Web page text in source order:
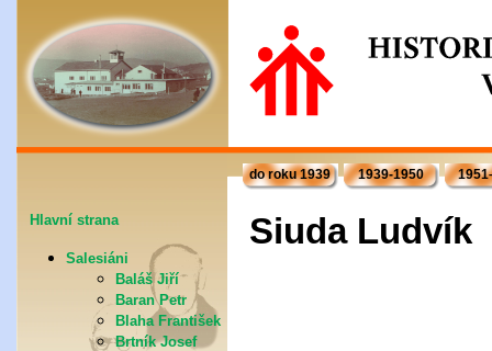
Hlavní strana
Salesiáni
Baláš Jiří
Baran Petr
Blaha František
Brtník Josef
do roku 1939 1939-1950
Siuda Ludvík